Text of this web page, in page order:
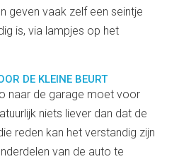
geven vaak zelf een seintje
is, via lampjes op het
DE KLEINE BEURT
naar de garage moet voor
niets liever dan dat de
reden kan het verstandig zijn
van de auto te